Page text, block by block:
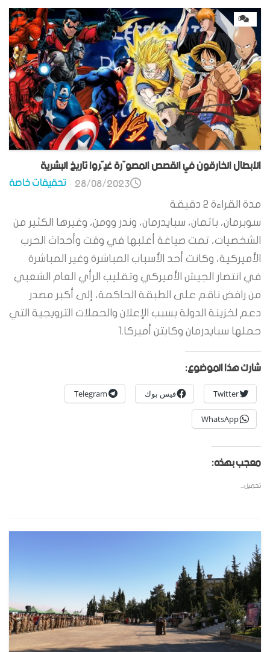
0
الأبطال الخارقون في القصص المصوّرة غيّروا تاريخ البشرية
تحقيقات خاصة 28/08/2023
مدة القراءة 2 دقيقة
سوبرمان، باتمان، سبايدرمان، وندر وومن، وغيرها الكثير من
الشخصيات، تمت صياغة أغلبها في وقت وأحداث الحرب
الأميركية، وكانت أحد الأسباب المباشرة وغير المباشرة
في انتصار الجيش الأميركي وتقليب الرأي العام الشعبي
من رافض ناقم على الطبقة الحاكمة، إلى أكبر مصدر
دعم لخزينة الدولة بسبب الإعلان والحملات الترويجية التي
حملها سبايدرمان وكابتن أميركا.1
شارك هذا الموضوع:
Twitter فيس بوك Telegram
WhatsApp
معجب بهذه:
تحميل...